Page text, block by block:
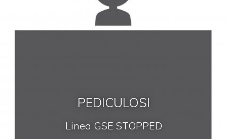
PEDICULOSI
Linea GSE STOPPED